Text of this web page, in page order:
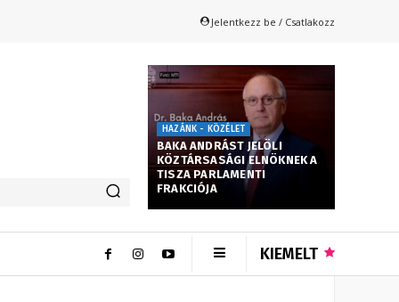
Jelentkezz be / Csatlakozz
HAZÁNK - KÖZÉLET
BAKA ANDRÁST JELÖLI
KÖZTÁRSASÁGI ELNÖKNEK A
TISZA PARLAMENTI
FRAKCIÓJA
KIEMELT